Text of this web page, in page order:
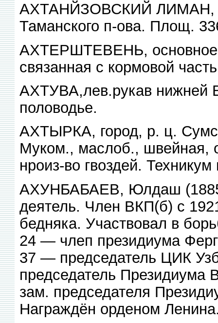
АХТАНЙЗОВСКИЙ ЛИМАН, в
Таманского п-ова. Площ.
АХТЕРШТЕВЕНЬ, основное
связанная с кормовой
АХТУВА,лев.рукав нижней
половодье.
АХТЫРКА, город, р. ц.
Муком., маслоб., швейная,
нроиз-во гвоздей.
АХУНБАБАЕВ, Юлдаш
деятель. Член ВКП(б) с
бедняка. Участвовал в
24 — члеп президиума
37 — председатель ЦИК
председатель Президиума
зам. председателя
Награждён орденом